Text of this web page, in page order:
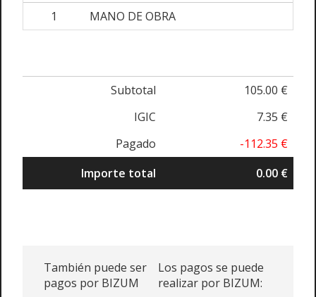
1
MANO DE OBRA
Subtotal
105.00 €
IGIC
7.35 €
Pagado
-112.35 €
Importe total
0.00 €
También puede ser
pagos por BIZUM
Los pagos se puede
realizar por BIZUM: